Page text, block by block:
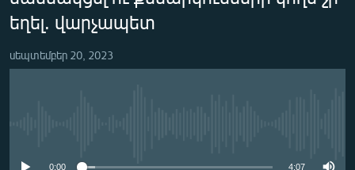
ԻՐԱՎՈՒՆՔ
ՏՆՏԵՍՈՒԹՅՈՒՆ
եղել. վարչապետ
սեպտեմբեր 20, 2023
0:00 4:07